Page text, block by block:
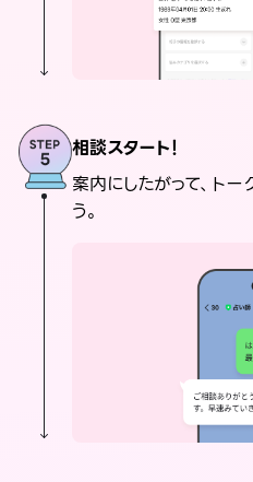
相談スタート！
案内にしたがって、ト
う。